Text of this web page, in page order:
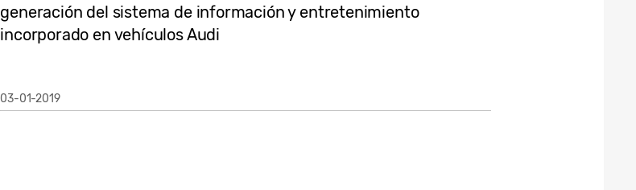
generación del sistema de información y entretenimiento
incorporado en vehículos Audi
03-01-2019